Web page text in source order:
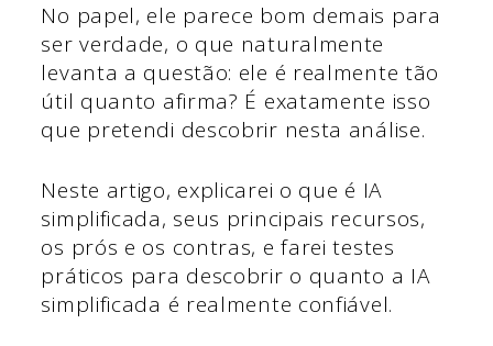
No papel, ele parece bom demais para
ser verdade, o que naturalmente
levanta a questão: ele é realmente tão
útil quanto afirma? É exatamente isso
que pretendi descobrir nesta análise.
Neste artigo, explicarei o que é IA
simplificada, seus principais recursos,
os prós e os contras, e farei testes
práticos para descobrir o quanto a IA
simplificada é realmente confiável.